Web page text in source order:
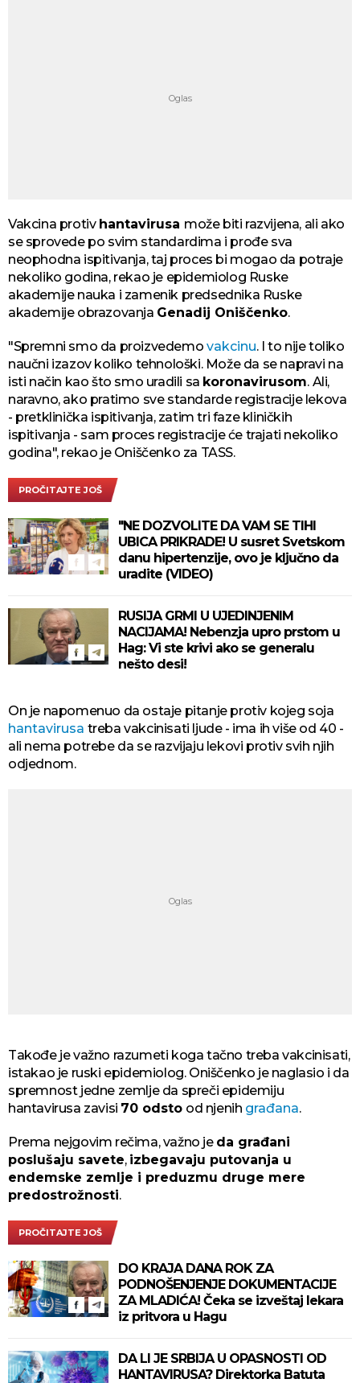
Vakcina protiv hantavirusa može biti razvijena, ali ako
se sprovede po svim standardima i prođe sva
neophodna ispitivanja, taj proces bi mogao da potraje
nekoliko godina, rekao je epidemiolog Ruske
akademije nauka i zamenik predsednika Ruske
akademije obrazovanja Genadij Oniščenko.
"Spremni smo da proizvedemo vakcinu. I to nije toliko
naučni izazov koliko tehnološki. Može da se napravi na
isti način kao što smo uradili sa koronavirusom. Ali,
naravno, ako pratimo sve standarde registracije lekova
- pretklinička ispitivanja, zatim tri faze kliničkih
ispitivanja - sam proces registracije će trajati nekoliko
godina", rekao je Oniščenko za TASS.
PROČITAJTE JOŠ
"NE DOZVOLITE DA VAM SE TIHI
UBICA PRIKRADE! U susret Svetskom
danu hipertenzije, ovo je ključno da
uradite (VIDEO)
RUSIJA GRMI U UJEDINJENIM
NACIJAMA! Nebenzja upro prstom u
Hag: Vi ste krivi ako se generalu
nešto desi!
On je napomenuo da ostaje pitanje protiv kojeg soja
hantavirusa treba vakcinisati ljude - ima ih više od 40 -
ali nema potrebe da se razvijaju lekovi protiv svih njih
odjednom.
Takođe je važno razumeti koga tačno treba vakcinisati,
istakao je ruski epidemiolog. Oniščenko je naglasio i da
spremnost jedne zemlje da spreči epidemiju
hantavirusa zavisi 70 odsto od njenih građana.
Prema nejgovim rečima, važno je da građani
poslušaju savete, izbegavaju putovanja u
endemske zemlje i preduzmu druge mere
predostrožnosti.
PROČITAJTE JOŠ
DO KRAJA DANA ROK ZA
PODNOŠENJENJE DOKUMENTACIJE
ZA MLADIĆA! Čeka se izveštaj lekara
iz pritvora u Hagu
DA LI JE SRBIJA U OPASNOSTI OD
HANTAVIRUSA? Direktorka Batuta